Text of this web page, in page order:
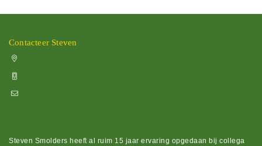
Contacteer Steven
Steven Smolders heeft al ruim 15 jaar ervaring opgedaan bij collega